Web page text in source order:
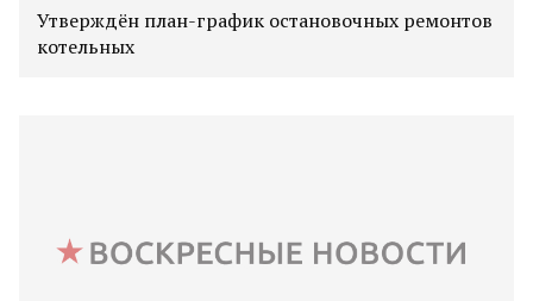
Утверждён план-график остановочных ремонтов
котельных